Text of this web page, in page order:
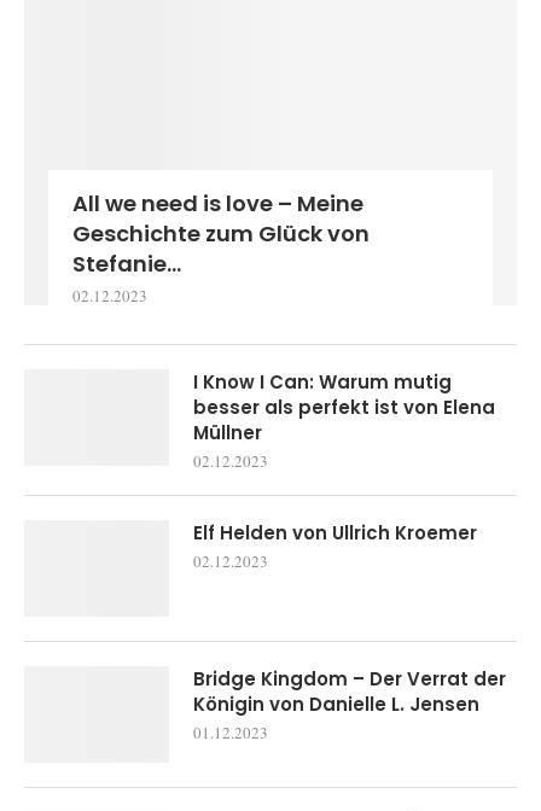
All we need is love – Meine
Geschichte zum Glück von
Stefanie...
02.12.2023
I Know I Can: Warum mutig
besser als perfekt ist von Elena
Müllner
02.12.2023
Elf Helden von Ullrich Kroemer
02.12.2023
Bridge Kingdom – Der Verrat der
Königin von Danielle L. Jensen
01.12.2023